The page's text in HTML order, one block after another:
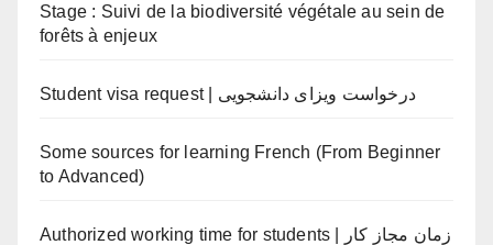
Stage : Suivi de la biodiversité végétale au sein de
forêts à enjeux
Student visa request | درخواست ویزای دانشجویی
Some sources for learning French (From Beginner
to Advanced)
Authorized working time for students | زمان مجاز کار